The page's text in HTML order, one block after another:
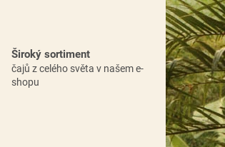
Široký sortiment
čajů z celého světa v našem e-
shopu